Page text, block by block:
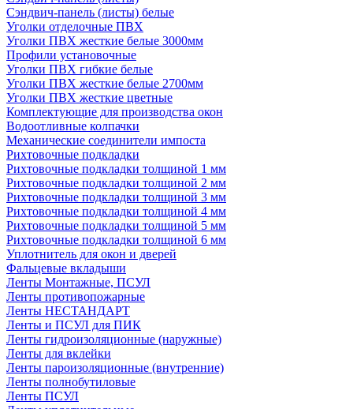
Сэндвич-панель (листы) белые
Уголки отделочные ПВХ
Уголки ПВХ жесткие белые 3000мм
Профили установочные
Уголки ПВХ гибкие белые
Уголки ПВХ жесткие белые 2700мм
Уголки ПВХ жесткие цветные
Комплектующие для производства окон
Водоотливные колпачки
Механические соединители импоста
Рихтовочные подкладки
Рихтовочные подкладки толщиной 1 мм
Рихтовочные подкладки толщиной 2 мм
Рихтовочные подкладки толщиной 3 мм
Рихтовочные подкладки толщиной 4 мм
Рихтовочные подкладки толщиной 5 мм
Рихтовочные подкладки толщиной 6 мм
Уплотнитель для окон и дверей
Фальцевые вкладыши
Ленты Монтажные, ПСУЛ
Ленты противопожарные
Ленты НЕСТАНДАРТ
Ленты и ПСУЛ для ПИК
Ленты гидроизоляционные (наружные)
Ленты для вклейки
Ленты пароизоляционные (внутренние)
Ленты полнобутиловые
Ленты ПСУЛ